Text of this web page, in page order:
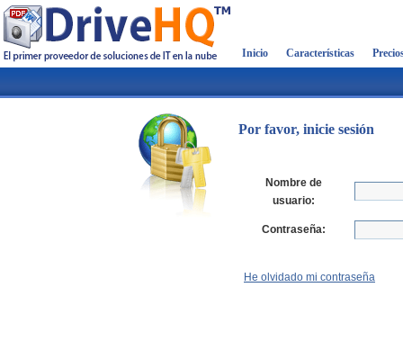
Inicio Características
Por favor, inicie sesión
Nombre de
usuario:
Contraseña:
He olvidado mi contraseña